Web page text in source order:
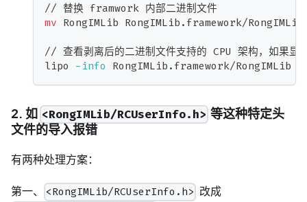
// 替换 framwork 内部二进制文件
mv RongIMLib RongIMLib.framework/RongIMLib
// 查看剥离后的二进制文件支持的 CPU 架构，如果
lipo -info RongIMLib.framework/RongIMLib
2. 如 <RongIMLib/RCUserInfo.h> 等这种特定头
文件的导入报错
有两种处理方案：
第一、 <RongIMLib/RCUserInfo.h> 改成